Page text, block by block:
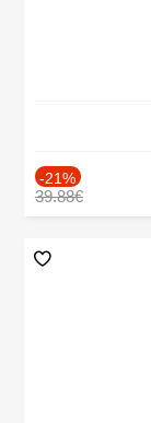
-21%
39.88€